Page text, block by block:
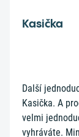
Kasička
Další
Kasička. A
velmi
vyhráváte.